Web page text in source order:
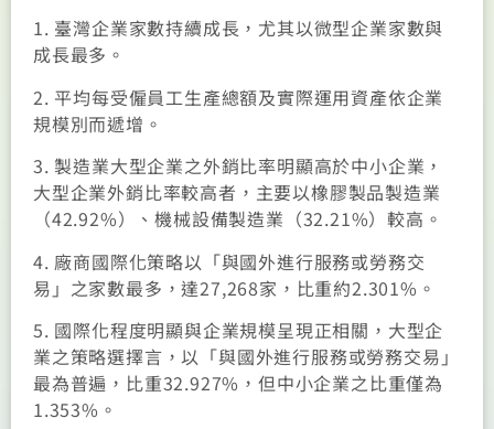
1. 臺灣企業家數持續成長，尤其以微型企業家數與
成長最多。
2. 平均每受僱員工生產總額及實際運用資產依企業
規模別而遞增。
3. 製造業大型企業之外銷比率明顯高於中小企業，
大型企業外銷比率較高者，主要以橡膠製品製造業
（42.92%）、機械設備製造業（32.21%）較高。
4. 廠商國際化策略以「與國外進行服務或勞務交
易」之家數最多，達27,268家，比重約2.301%。
5. 國際化程度明顯與企業規模呈現正相關，大型企
業之策略選擇言，以「與國外進行服務或勞務交易」
最為普遍，比重32.927%，但中小企業之比重僅為
1.353%。